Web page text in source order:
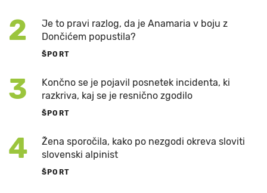
2
Je to pravi razlog, da je Anamaria v boju z
Dončićem popustila?
ŠPORT
3
Končno se je pojavil posnetek incidenta, ki
razkriva, kaj se je resnično zgodilo
ŠPORT
4
Žena sporočila, kako po nezgodi okreva sloviti
slovenski alpinist
ŠPORT